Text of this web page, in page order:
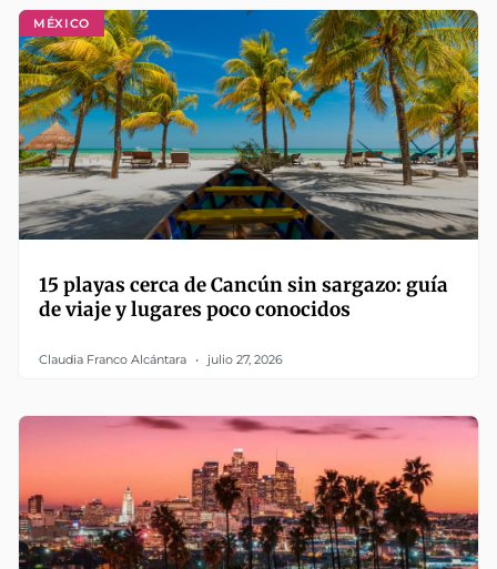
MÉXICO
15 playas cerca de Cancún sin sargazo: guía
de viaje y lugares poco conocidos
Claudia Franco Alcántara julio 27, 2026